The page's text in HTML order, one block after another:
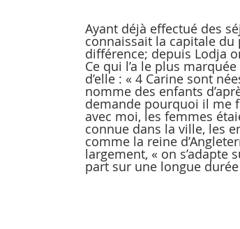
Ayant déjà effectué des
connaissait la capitale du
différence; depuis Lodja
Ce qui l’a le plus
d’elle : « 4 Carine sont
nomme des enfants
demande pourquoi il me
avec moi, les femmes
connue dans la ville, les
comme la reine
largement, « on
part sur une longue